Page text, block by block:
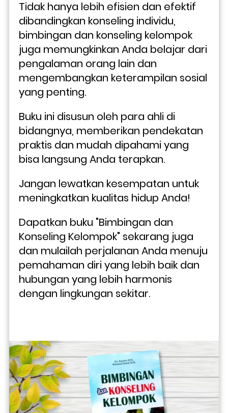
Tidak hanya lebih efisien dan efektif
dibandingkan konseling individu,
bimbingan dan konseling kelompok
juga memungkinkan Anda belajar dari
pengalaman orang lain dan
mengembangkan keterampilan sosial
yang penting.
Buku ini disusun oleh para ahli di
bidangnya, memberikan pendekatan
praktis dan mudah dipahami yang
bisa langsung Anda terapkan.
Jangan lewatkan kesempatan untuk
meningkatkan kualitas hidup Anda!
Dapatkan buku "Bimbingan dan
Konseling Kelompok" sekarang juga
dan mulailah perjalanan Anda menuju
pemahaman diri yang lebih baik dan
hubungan yang lebih harmonis
dengan lingkungan sekitar.